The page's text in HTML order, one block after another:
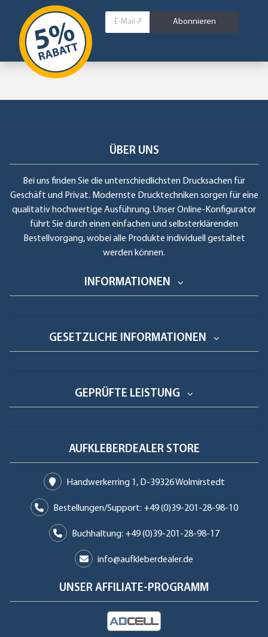
Abonnieren
ÜBER UNS
Bei uns finden Sie die unterschiedlichsten Drucksachen für
Geschäft und Privat. Modernste Drucktechniken sorgen für eine
qualitativ hochwertige Ausführung. Unser Online-Konfigurator
führt Sie durch einen einfachen und selbsterklärenden
Bestellvorgang, wobei alle Produkte individuell gestaltet
werden können.
INFORMATIONEN
GESETZLICHE INFORMATIONEN
GEPRÜFTE LEISTUNG
AUFKLEBERDEALER STORE
Handwerkerring 1, D-39326 Wolmirstedt
Bestellungen/Support: +49 (0)39-201-28-98-10
Buchhaltung: +49 (0)39-201-28-98-17
info@aufkleberdealer.de
UNSER AFFILIATE-PROGRAMM